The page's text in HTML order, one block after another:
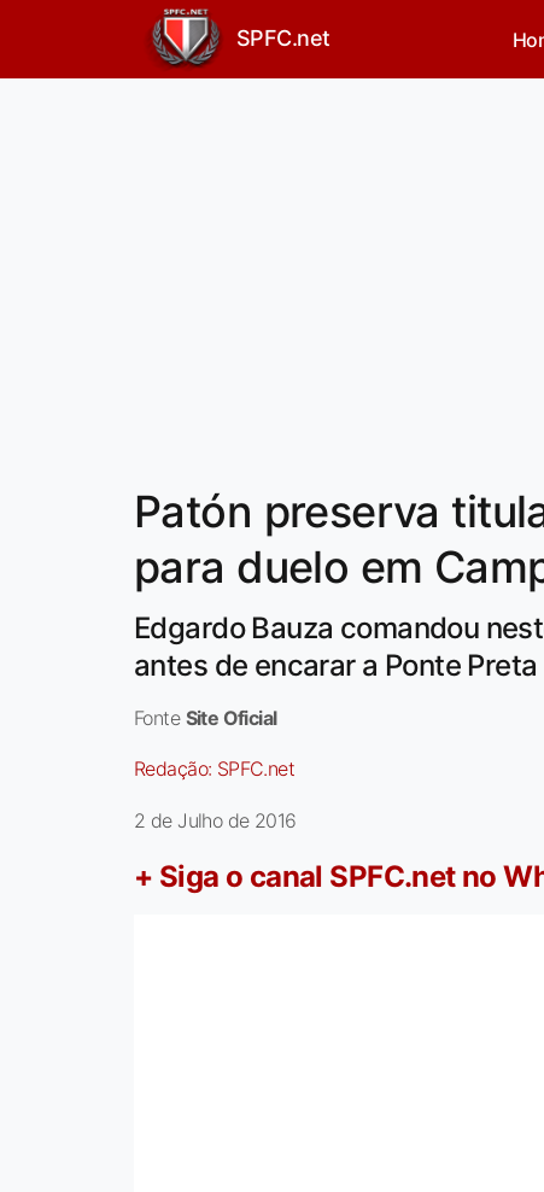
SPFC.net
Patón preserva
para duelo em
Edgardo Bauza comandou
antes de encarar a Ponte Preta
Fonte Site Oficial
Redação: SPFC.net
2 de Julho de 2016
+ Siga o canal SPFC.net no